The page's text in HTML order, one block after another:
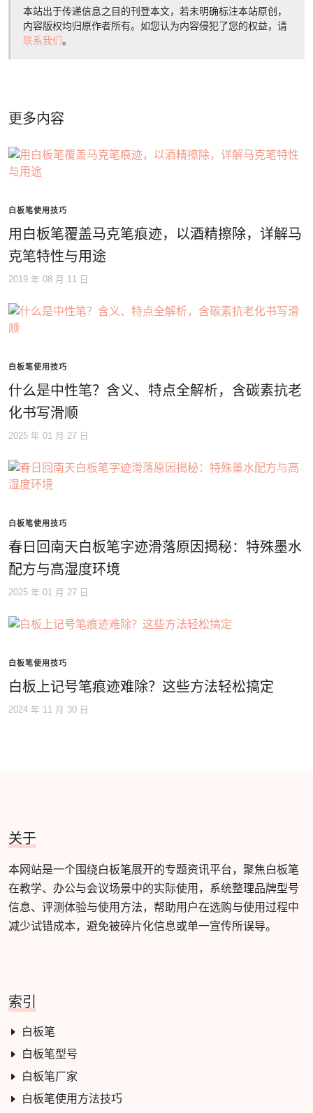
本站出于传递信息之目的刊登本文，若未明确标注本站原创，
内容版权均归原作者所有。如您认为内容侵犯了您的权益，请
联系我们。
更多内容
白板笔使用技巧
用白板笔覆盖马克笔痕迹，以酒精擦除，详解马
克笔特性与用途
2019 年 08 月 11 日
白板笔使用技巧
什么是中性笔？含义、特点全解析，含碳素抗老
化书写滑顺
2025 年 01 月 27 日
白板笔使用技巧
春日回南天白板笔字迹滑落原因揭秘：特殊墨水
配方与高湿度环境
2025 年 01 月 27 日
白板笔使用技巧
白板上记号笔痕迹难除？这些方法轻松搞定
2024 年 11 月 30 日
关于
本网站是一个围绕白板笔展开的专题资讯平台，聚焦白板笔
在教学、办公与会议场景中的实际使用，系统整理品牌型号
信息、评测体验与使用方法，帮助用户在选购与使用过程中
减少试错成本，避免被碎片化信息或单一宣传所误导。
索引
白板笔
白板笔型号
白板笔厂家
白板笔使用方法技巧